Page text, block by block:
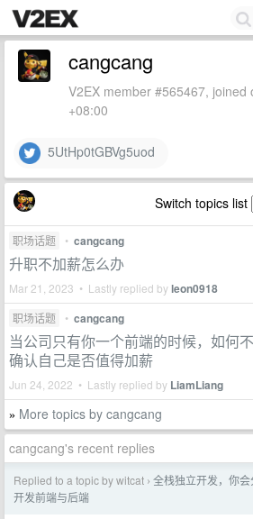
cangcang
V2EX member #565467,
+08:00
5UtHp0tGBVg5uod
Switch topics list
职场话题 • cangcang
升职不加薪怎么办
Mar 21, 2023 • Lastly replied byleon0918
职场话题 • cangcang
当公司只有你一个前端的时候，如何不
确认自己是否值得加薪
Jun 24, 2022 • Lastly replied by LiamLiang
» More topics by cangcang
cangcang's recent replies
Replied to a topic by witcat › 全栈独立开发，你
开发前端与后端